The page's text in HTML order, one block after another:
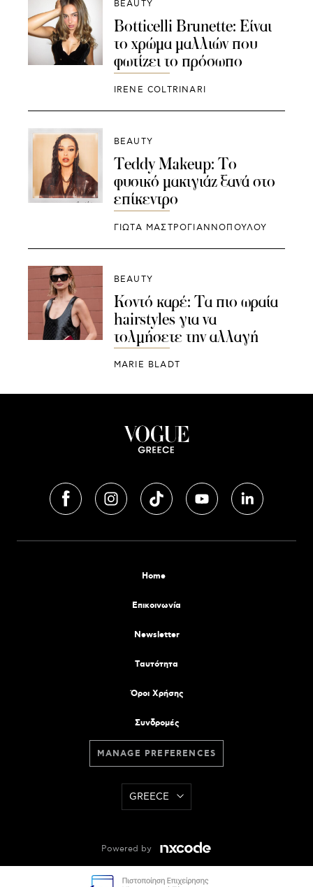
BEAUTY
Botticelli Brunette: Είναι
το χρώμα μαλλιών που
φωτίζει το πρόσωπο
IRENE COLTRINARI
BEAUTY
Teddy Makeup: Το
φυσικό μακιγιάζ ξανά στο
επίκεντρο
ΓΙΩΤΑ ΜΑΣΤΡΟΓΙΑΝΝΟΠΟΥΛΟΥ
BEAUTY
Κοντό καρέ: Τα πιο ωραία
hairstyles για να
τολμήσετε την αλλαγή
MARIE BLADT
Home
Επικοινωνία
Newsletter
Tαυτότητα
Όροι Χρήσης
Συνδρομές
MANAGE PREFERENCES
GREECE
Powered by